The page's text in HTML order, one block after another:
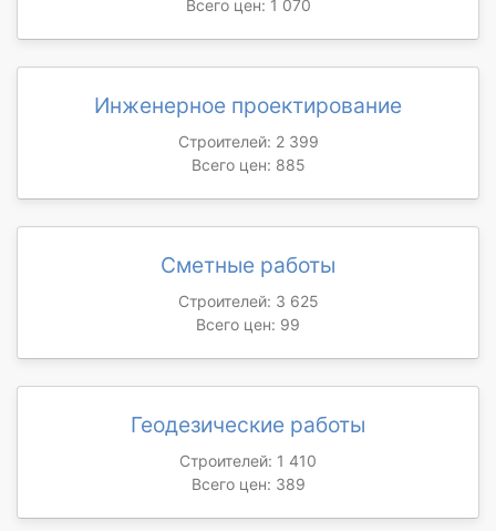
Всего цен: 1 070
Инженерное проектирование
Строителей: 2 399
Всего цен: 885
Сметные работы
Строителей: 3 625
Всего цен: 99
Геодезические работы
Строителей: 1 410
Всего цен: 389